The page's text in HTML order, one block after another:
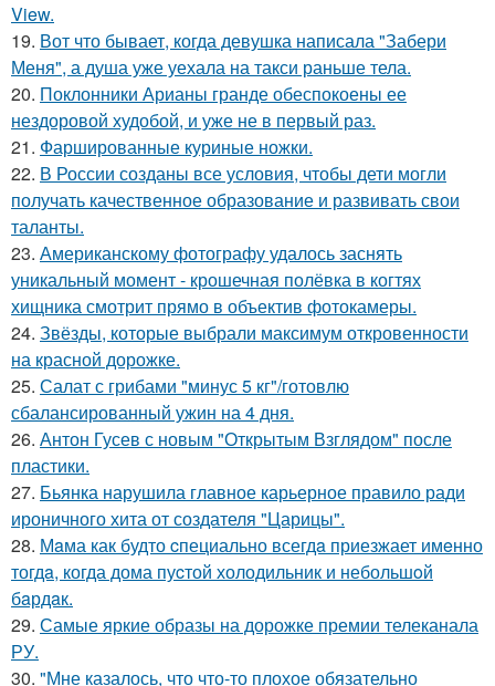
View.
19. Вот что бывает, когда девушка написала "Забери
Меня", а душа уже уехала на такси раньше тела.
20. Поклонники Арианы гранде обеспокоены ее
нездоровой худобой, и уже не в первый раз.
21. Фаршированные куриные ножки.
22. В России созданы все условия, чтобы дети могли
получать качественное образование и развивать свои
таланты.
23. Американскому фотографу удалось заснять
уникальный момент - крошечная полёвка в когтях
хищника смотрит прямо в объектив фотокамеры.
24. Звёзды, которые выбрали максимум откровенности
на красной дорожке.
25. Салат с грибами "минус 5 кг"/готовлю
сбалансированный ужин на 4 дня.
26. Антон Гусев с новым "Открытым Взглядом" после
пластики.
27. Бьянка нарушила главное карьерное правило ради
ироничного хита от создателя "Царицы".
28. Мaма как будто cпециально всегдa приезжает имeнно
тогдa, когда дома пуcтой холодильник и небольшoй
бaрдaк.
29. Самые яркие образы на дорожке премии телеканала
РУ.
30. "Мне казалось, что что-то плохое обязательно